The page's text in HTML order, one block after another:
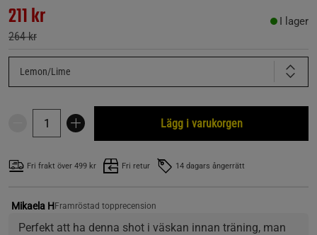
211 kr
264 kr
I lager
Lemon/Lime
Lägg i varukorgen
Fri frakt över 499 kr Fri retur 14 dagars ångerrätt
Mikaela HFramröstad topprecension
Perfekt att ha denna shot i väskan innan träning, man